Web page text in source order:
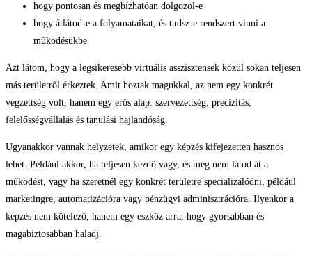
hogy pontosan és megbízhatóan dolgozol-e
hogy átlátod-e a folyamataikat, és tudsz-e rendszert vinni a
működésükbe
Azt látom, hogy a legsikeresebb virtuális asszisztensek közül sokan teljesen
más területről érkeztek. Amit hoztak magukkal, az nem egy konkrét
végzettség volt, hanem egy erős alap: szervezettség, precizitás,
felelősségvállalás és tanulási hajlandóság.
Ugyanakkor vannak helyzetek, amikor egy képzés kifejezetten hasznos
lehet. Például akkor, ha teljesen kezdő vagy, és még nem látod át a
működést, vagy ha szeretnél egy konkrét területre specializálódni, például
marketingre, automatizációra vagy pénzügyi adminisztrációra. Ilyenkor a
képzés nem kötelező, hanem egy eszköz arra, hogy gyorsabban és
magabiztosabban haladj.